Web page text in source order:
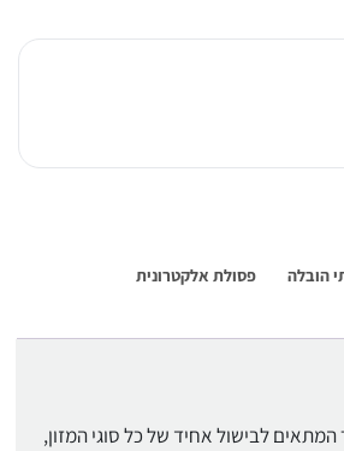
הובלה
פסולת אלקטרונית
איטי 8 ליטר המתאים לבישול אחיד של כל סוגי המזון,